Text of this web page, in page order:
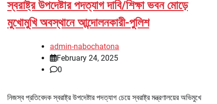
স্বরাষ্ট্র উপদেষ্টার পদত্যাগ দাবি/শিক্ষা ভবন মোড়ে
মুখোমুখি অবস্থানে আন্দোলনকারী-পুলিশ
admin-nabochatona
February 24, 2025
0
নিজস্ব প্রতিবেদক স্বরাষ্ট্র উপদেষ্টার পদত্যাগ চেয়ে স্বরাষ্ট্র মন্ত্রণালয়ের অভিমুখে